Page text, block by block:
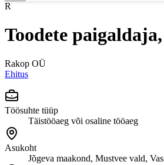
R
Toodete
Rakop OÜ
Ehitus
Töösuhte tüüp
Täistööaeg või osaline tööaeg
Asukoht
Jõgeva maakond, Mustvee vald,